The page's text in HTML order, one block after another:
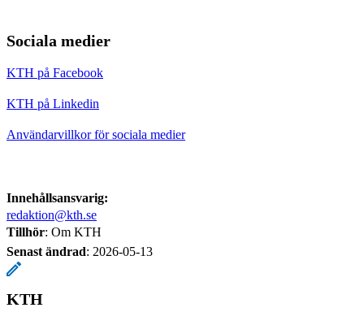
Sociala medier
KTH på Facebook
KTH på Linkedin
Användarvillkor för sociala medier
Innehållsansvarig:
redaktion@kth.se
Tillhör: Om KTH
Senast ändrad: 2026-05-13
KTH